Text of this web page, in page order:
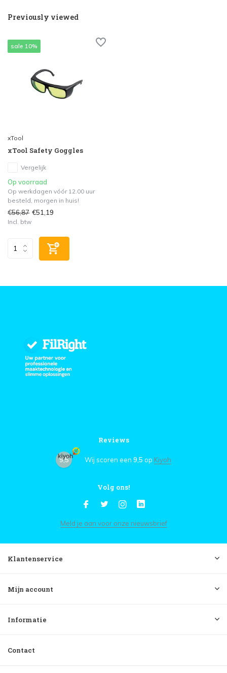
Previously viewed
sale 10%
xTool
xTool Safety Goggles
Vergelijk
Op voorraad
Op werkdagen vóór 12.00 uur
besteld, morgen in huis!
€56,87 €51,19
Incl. btw
Reviews
9,5 Wij scoren een 9,5 op Kiyoh
Volg ons!
Meld je aan voor onze nieuwsbrief
Klantenservice
Mijn account
Informatie
Contact